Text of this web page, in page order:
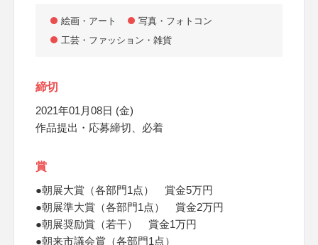
絵画・アート
写真・フォトコン
工芸・ファッション・雑貨
締切
2021年01月08日 (金)
作品提出・応募締切、必着
賞
●朝展大賞（各部門1点） 賞金5万円
●朝展準大賞（各部門1点） 賞金2万円
●朝展奨励賞（若干） 賞金1万円
●朝来市議会賞（各部門1点）